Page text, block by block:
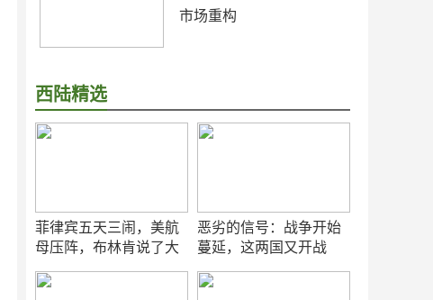
市场重构
西陆精选
菲律宾五天三闹，美航
母压阵，布林肯说了大
恶劣的信号：战争开始
蔓延，这两国又开战